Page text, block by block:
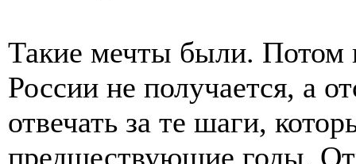
Такие мечты были. Потом
России не получается, а
отвечать за те шаги,
предшествующие годы.